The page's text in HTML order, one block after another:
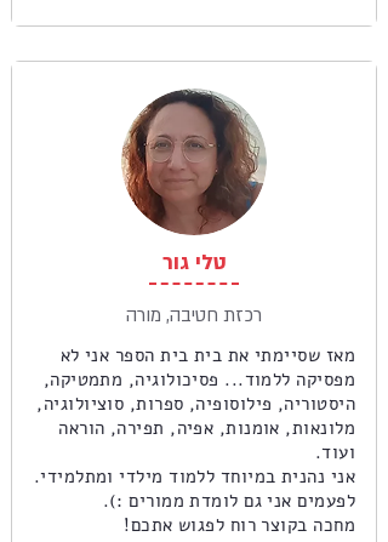
טלי גור
רכזת חטיבה, מורה
מאז שסיימתי את בית בית הספר אני לא
מפסיקה ללמוד... פסיכולוגיה, מתמטיקה,
היסטוריה, פילוסופיה, ספרות, סוציולוגיה,
מלונאות, אומנות, אפיה, תפירה, הוראה
ועוד.
אני נהנית במיוחד ללמוד מילדי ומתלמידי.
לפעמים אני גם לומדת ממורים :).
מחכה בקוצר רוח לפגוש אתכם!